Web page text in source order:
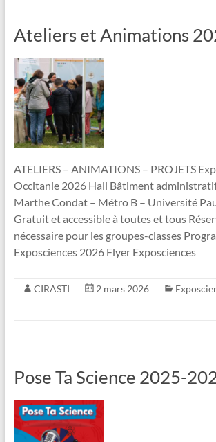
Ateliers et Animations
ATELIERS – ANIMATIONS – PROJETS
Occitanie 2026 Hall Bâtiment
Marthe Condat – Métro B – Université
Gratuit et accessible à toutes et tous
nécessaire pour les groupes-classes
Exposciences 2026 Flyer Exposciences
CIRASTI 2 mars 2026
Pose Ta Science 2025-